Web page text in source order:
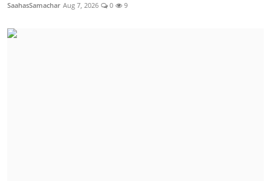
SaahasSamachar Aug 7, 2026 0 9